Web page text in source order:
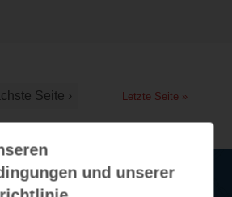
Seite › Letzte Seite »
und unserer